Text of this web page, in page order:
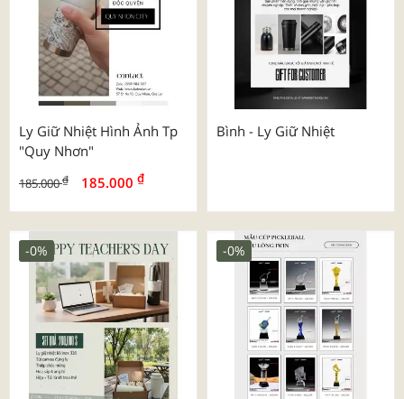
Ly Giữ Nhiệt Hình Ảnh Tp
"quy Nhơn"
185.000₫ 185.000 ₫
Bình - Ly Giữ Nhiệt
-0% -0%